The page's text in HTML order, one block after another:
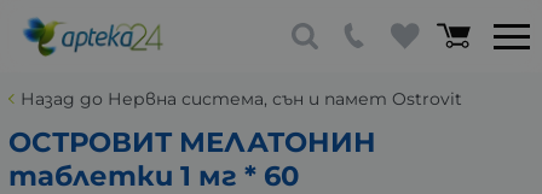
Назад до Нервна система, сън и памет Ostrovit
ОСТРОВИТ МЕЛАТОНИН
таблетки 1 мг * 60